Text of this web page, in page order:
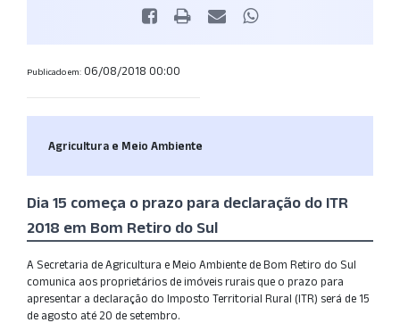
Publicado em: 06/08/2018 00:00
Agricultura e Meio Ambiente
Dia 15 começa o prazo para declaração do ITR
2018 em Bom Retiro do Sul
A Secretaria de Agricultura e Meio Ambiente de Bom Retiro do Sul
comunica aos proprietários de imóveis rurais que o prazo para
apresentar a declaração do Imposto Territorial Rural (ITR) será de 15
de agosto até 20 de setembro.